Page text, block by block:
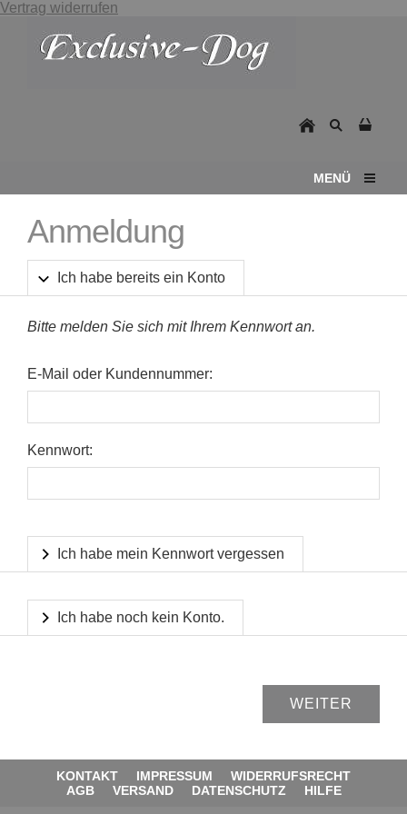
Vertrag widerrufen
MENÜ
Anmeldung
Ich habe bereits ein Konto
Bitte melden Sie sich mit Ihrem Kennwort an.
E-Mail oder Kundennummer:
Kennwort:
Ich habe mein Kennwort vergessen
Ich habe noch kein Konto.
KONTAKT IMPRESSUM
WIDERRUFSRECHT
AGB
VERSAND DATENSCHUTZ HILFE